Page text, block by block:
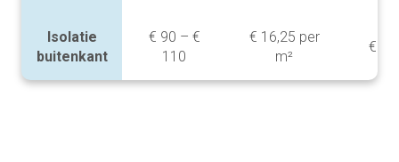
Isolatie
buitenkant
€ 90 – €
110
€ 16,25 per
m²
€